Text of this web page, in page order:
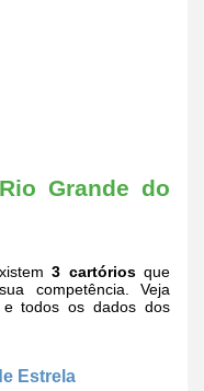
Grande do
3 cartóriosque
competência. Veja
e todos os dados dos
Estrela